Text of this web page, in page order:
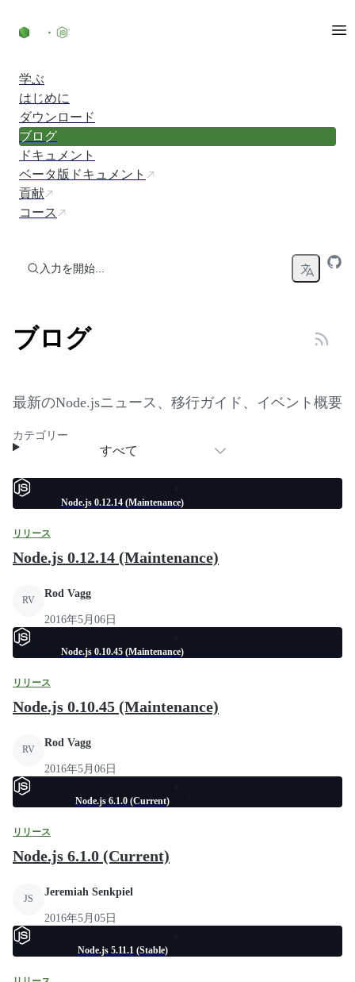
学ぶ
はじめに
ダウンロード
ブログ
ドキュメント
ベータ版ドキュメント
貢献
コース
入力を開始...
ブログ
最新のNode.jsニュース、移行ガイド、イベント概要
カテゴリー
すべて
Node.js 0.12.14 (Maintenance)
リリース
Node.js 0.12.14 (Maintenance)
RV
Rod Vagg
2016年5月06日
Node.js 0.10.45 (Maintenance)
リリース
Node.js 0.10.45 (Maintenance)
RV
Rod Vagg
2016年5月06日
Node.js 6.1.0 (Current)
リリース
Node.js 6.1.0 (Current)
JS
Jeremiah Senkpiel
2016年5月05日
Node.js 5.11.1 (Stable)